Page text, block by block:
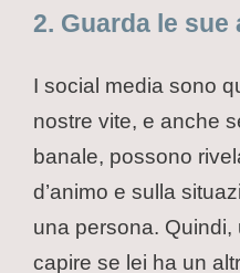
2. Guarda le
I social media sono
nostre vite, e anche
banale, possono
d’animo e sulla
una persona.
capire se lei ha un